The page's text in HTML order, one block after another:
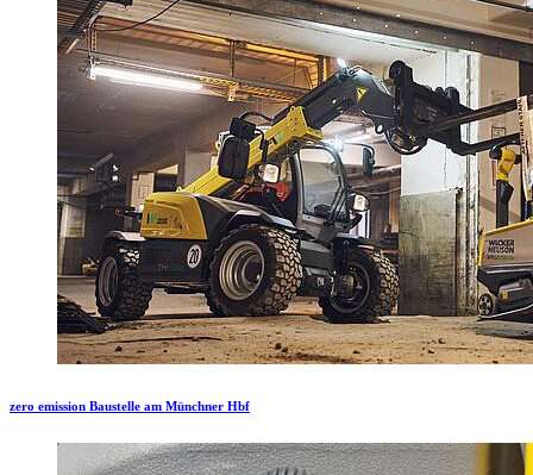
zero emission Baustelle am Münchner Hbf